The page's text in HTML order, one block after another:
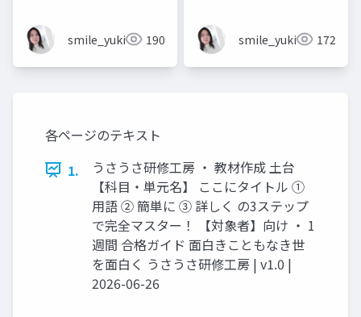
smile_yukiko_it190
のコミュニケーション
フレーズ集smile_yukiko_it172
各ページのテキスト
1.
うさうさ研修工房 ・ 教材作成 土台
【科目・単元名】 ここにタイトル ①
用語 ② 簡単に ③ 詳しく の3ステップ
で完全マスター！ 【対象者】向け ・ 1
週間 合格ガイド 面白きこともなき世
を面白く うさうさ研修工房 | v1.0 |
2026-06-26